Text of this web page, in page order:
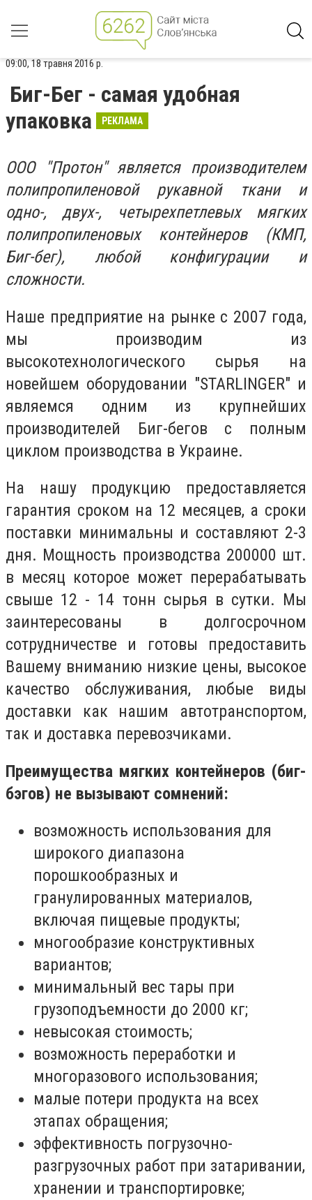
09:00, 18 травня 2016 р.
Биг-Бег - самая удобная
упаковка
РЕКЛАМА
ООО "Протон" является производителем
полипропиленовой рукавной ткани и
одно-, двух-, четырехпетлевых мягких
полипропиленовых контейнеров (КМП,
Биг-бег), любой конфигурации и
сложности.
Наше предприятие на рынке с 2007 года,
мы производим из
высокотехнологического сырья на
новейшем оборудовании "STARLINGER" и
являемся одним из крупнейших
производителей Биг-бегов с полным
циклом производства в Украине.
На нашу продукцию предоставляется
гарантия сроком на 12 месяцев, а сроки
поставки минимальны и составляют 2-3
дня. Мощность производства 200000 шт.
в месяц которое может перерабатывать
свыше 12 - 14 тонн сырья в сутки. Мы
заинтересованы в долгосрочном
сотрудничестве и готовы предоставить
Вашему вниманию низкие цены, высокое
качество обслуживания, любые виды
доставки как нашим автотранспортом,
так и доставка перевозчиками.
Преимущества мягких контейнеров (биг-
бэгов) не вызывают сомнений:
возможность использования для
широкого диапазона
порошкообразных и
гранулированных материалов,
включая пищевые продукты;
многообразие конструктивных
вариантов;
минимальный вес тары при
грузоподъемности до 2000 кг;
невысокая стоимость;
возможность переработки и
многоразового использования;
малые потери продукта на всех
этапах обращения;
эффективность погрузочно-
разгрузочных работ при затаривании,
хранении и транспортировке;